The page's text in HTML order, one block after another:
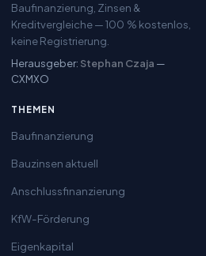
Baufinanzierung, Zinsen &
Kreditvergleiche — 100 % kostenlos,
keine Registrierung.
Herausgeber: Stephan Czaja —
CXMXO
THEMEN
Baufinanzierung
Bauzinsen aktuell
Anschlussfinanzierung
KfW-Förderung
Eigenkapital